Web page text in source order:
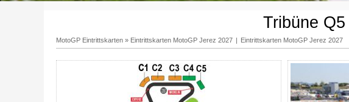
Tribüne
MotoGP Eintrittskarten » Eintrittskarten MotoGP Jerez 2027 | Eintrittskarten MotoGP Jerez 2027